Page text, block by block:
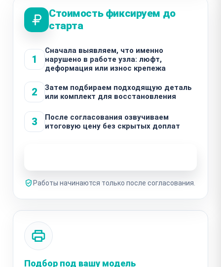
Стоимость фиксируем до
старта
1
Сначала выявляем, что именно
нарушено в работе узла: люфт,
деформация или износ крепежа
2
Затем подбираем подходящую деталь
или комплект для восстановления
3
После согласования озвучиваем
итоговую цену без скрытых доплат
Работы начинаются только после согласования.
Подбор под вашу модель